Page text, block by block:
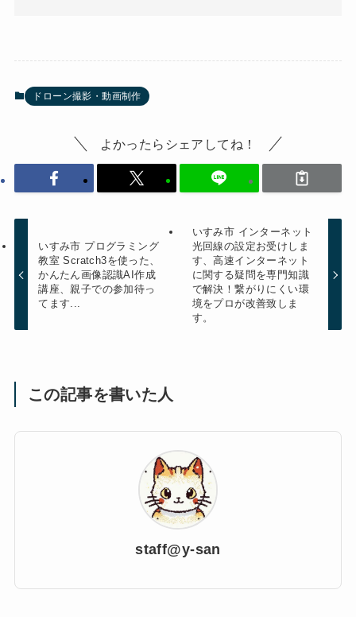
ドローン撮影・動画制作
よかったらシェアしてね！
いすみ市 プログラミング
教室 Scratch3を使った、
かんたん画像認識AI作成
講座、親子での参加待っ
てます...
いすみ市 インターネット
光回線の設定お受けしま
す、高速インターネット
に関する疑問を専門知識
で解決！繋がりにくい環
境をプロが改善致しま
す。
この記事を書いた人
staff@y-san